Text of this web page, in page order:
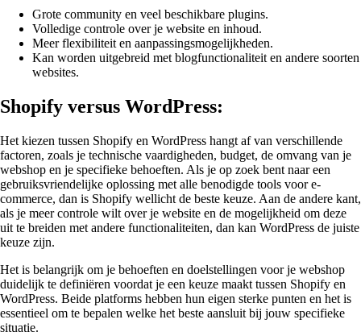
Grote community en veel beschikbare plugins.
Volledige controle over je website en inhoud.
Meer flexibiliteit en aanpassingsmogelijkheden.
Kan worden uitgebreid met blogfunctionaliteit en andere soorten
websites.
Shopify versus WordPress:
Het kiezen tussen Shopify en WordPress hangt af van verschillende
factoren, zoals je technische vaardigheden, budget, de omvang van je
webshop en je specifieke behoeften. Als je op zoek bent naar een
gebruiksvriendelijke oplossing met alle benodigde tools voor e-
commerce, dan is Shopify wellicht de beste keuze. Aan de andere kant,
als je meer controle wilt over je website en de mogelijkheid om deze
uit te breiden met andere functionaliteiten, dan kan WordPress de juiste
keuze zijn.
Het is belangrijk om je behoeften en doelstellingen voor je webshop
duidelijk te definiëren voordat je een keuze maakt tussen Shopify en
WordPress. Beide platforms hebben hun eigen sterke punten en het is
essentieel om te bepalen welke het beste aansluit bij jouw specifieke
situatie.